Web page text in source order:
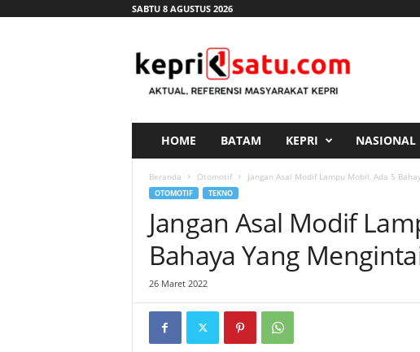
SABTU 8 AGUSTUS 2026
HOME BATAM KEPRI NASIONAL
Beranda Otomotif Jangan Asal Modif Lampu Mobil, Ada 5
OTOMOTIF TEKNO
Jangan Asal Modif
Bahaya Yang
26 Maret 2022